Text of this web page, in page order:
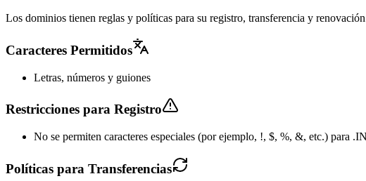
Los dominios tienen reglas y políticas para su registro, transferencia y
Caracteres Permitidos
Letras, números y guiones
Restricciones para Registro
No se permiten caracteres especiales (por ejemplo, !, $, %, &, etc.) para
Políticas para Transferencias